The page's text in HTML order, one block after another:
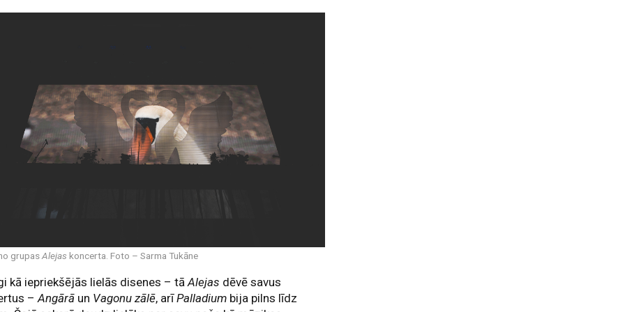
grupasAlejas koncerta. Foto – Sarma Tukāne
kā iepriekšējās lielās disenes – tāAlejas dēvē savus
–Angārā un Vagonu zālē, arīPalladium bija pilns līdz